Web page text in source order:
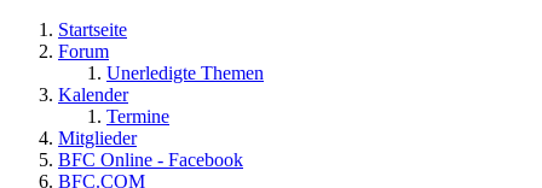
Startseite
Forum
Unerledigte Themen
Kalender
Termine
Mitglieder
BFC Online - Facebook
BFC.COM